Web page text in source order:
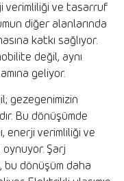
verimliliği ve tasarruf
diğer alanlarında
katkı sağlıyor.
değil, aynı
geliyor.
gezegenimizin
Bu dönüşümde
enerji verimliliği ve
Şarj
bu dönüşüm daha